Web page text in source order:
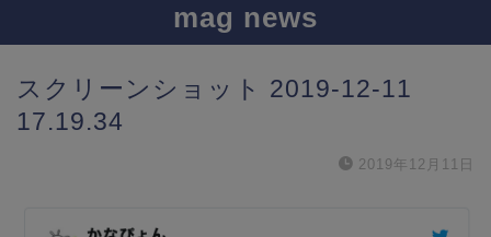
mag news
スクリーンショット 2019-12-11
17.19.34
2019年12月11日